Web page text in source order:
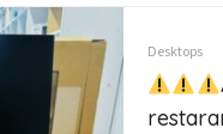
Desktops